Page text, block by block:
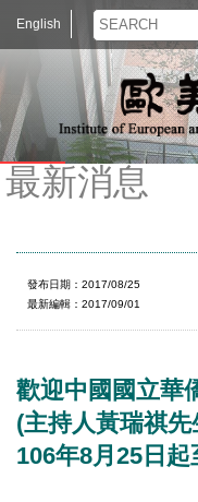
English
最新消息
發布日期：2017/08/25
最新編輯：2017/09/01
歡迎中國國立華
(主持人黃瑞祺
106年8月25日起